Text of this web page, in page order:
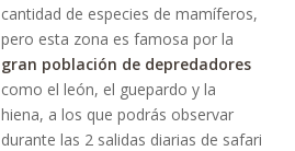
cantidad de especies de mamíferos,
pero esta zona es famosa por la
gran población de depredadores
como el león, el guepardo y la
hiena, a los que podrás observar
durante las 2 salidas diarias de safari